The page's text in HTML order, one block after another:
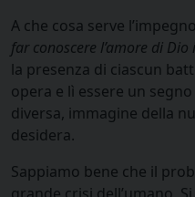
A che cosa serve
far conoscere l’amore di Dio
la presenza di ciascun
opera e lì essere un
diversa, immagine della
desidera.
Sappiamo bene che il